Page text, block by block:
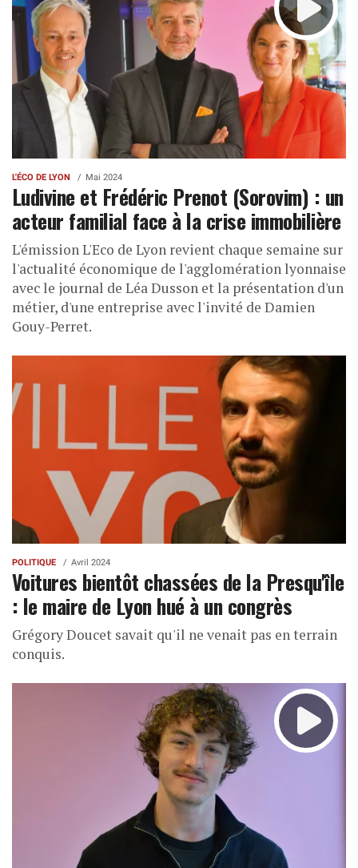
L'ÉCO DE LYON Mai 2024
Ludivine et Frédéric Prenot (Sorovim) : un
acteur familial face à la crise immobilière
L'émission L'Eco de Lyon revient chaque semaine sur
l'actualité économique de l'agglomération lyonnaise
avec le journal de Léa Dusson et la présentation d'un
métier, d'une entreprise avec l'invité de Damien
Gouy-Perret.
POLITIQUE Avril 2024
Voitures bientôt chassées de la Presqu'île
: le maire de Lyon hué à un congrès
Grégory Doucet savait qu'il ne venait pas en terrain
conquis.